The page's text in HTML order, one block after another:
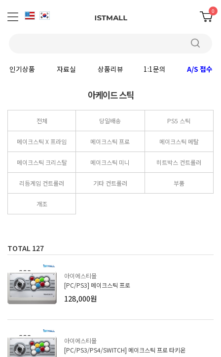
0
인기상품 자료실 상품리뷰 1:1문의 A/S 접수
아케이드 스틱
전체 당일배송 PS5 스틱
메이크스틱 X 프라임 메이크스틱 프로 메이크스틱 메탈
메이크스틱 크리스탈 메이크스틱 미니 히트박스 컨트롤러
리듬게임 컨트롤러 기타 컨트롤러 부품
개조
TOTAL 127
아이에스티몰
[PC/PS3] 메이크스틱 프로
128,000원
아이에스티몰
[PC/PS3/PS4/SWITCH] 메이크스틱 프로 타키온